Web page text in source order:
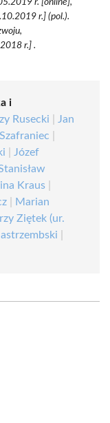
r. [online],
r.] (pol.).
r.] .
i
Rusecki
Jan
Józef
Kraus
Marian
Ziętek (ur.